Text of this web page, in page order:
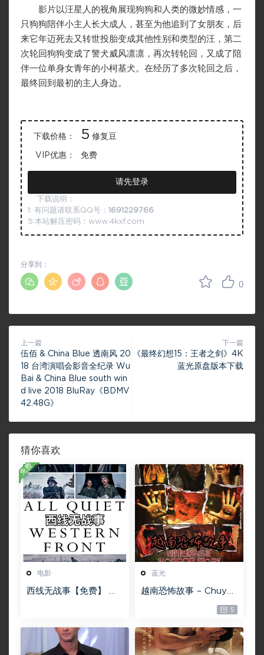
影片以汪星人的视角展现狗狗和人类的微妙情感，一
只狗狗陪伴小主人长大成人，甚至为他追到了女朋友，后
来它年迈死去又转世投胎变成其他性别和类型的汪，第二
次轮回狗狗变成了警犬威风凛凛，再次转轮回，又成了陪
伴一位单身女青年的小柯基犬。在经历了多次轮回之后，
最终回到最初的主人身边。
下载价格： 5 修复豆
VIP优惠： 免费
请先登录
下载说明：
1: 有问题请联系QQ号： 1691229766
5:本站解压密码：www.4kxf.com
0
分享到：
上一篇
伍佰 & China Blue 透南风 20
18 台湾演唱会影音全纪录 Wu
Bai & China Blue south win
d live 2018 BluRay《BDMV
42.48G》
下一篇
《最终幻想15：王者之剑》4K
蓝光原盘版本下载
猜你喜欢
电影
西线无战事【免费】 W
t on the Western Fro
nt 5.6GB
免费
蓝光
越南恐怖故事 – Chuyện
][22GB][1080P][115网
盘专用下载 ]
5